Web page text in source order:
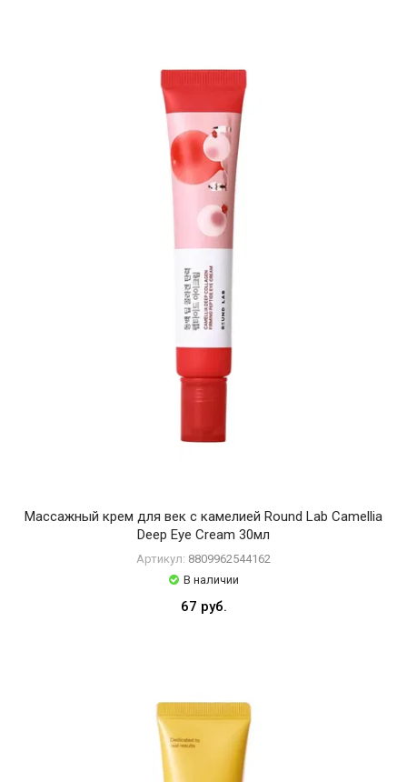
Массажный крем для век с камелией Round Lab Camellia
Deep Eye Cream 30мл
Артикул: 8809962544162
В наличии
67 руб.